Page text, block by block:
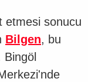
etmesi sonucu
Bilgen, bu
Bingöl